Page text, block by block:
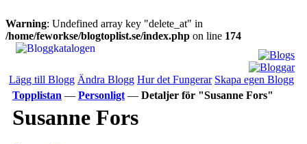
Warning: Undefined array key "delete_at" in
/home/feworkse/blogtoplist.se/index.php on line 174
Lägg till Blogg Ändra Blogg Hur det Fungerar Skapa egen Blogg
Topplistan — Personligt — Detaljer för "Susanne Fors"
Susanne Fors